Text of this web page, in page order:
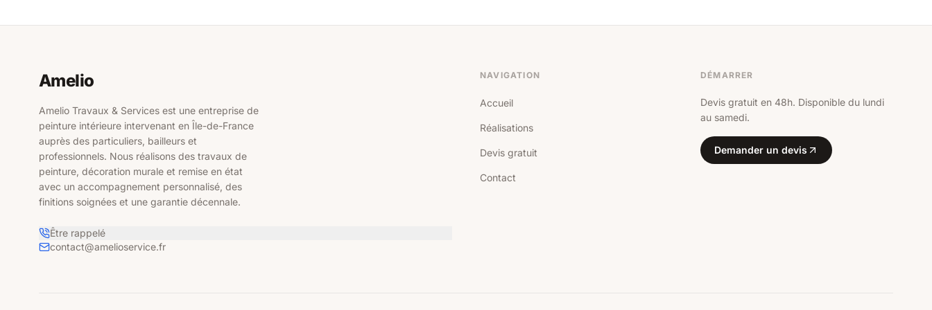
Amelio
Amelio Travaux & Services est une entreprise de
peinture intérieure intervenant en Île-de-France
auprès des particuliers, bailleurs et
professionnels. Nous réalisons des travaux de
peinture, décoration murale et remise en état
avec un accompagnement personnalisé, des
finitions soignées et une garantie décennale.
Être rappelé
contact@amelioservice.fr
NAVIGATION
Accueil
Réalisations
Devis gratuit
Contact
DÉMARRER
Devis gratuit en 48h. Disponible du lundi
au samedi.
Demander un devis